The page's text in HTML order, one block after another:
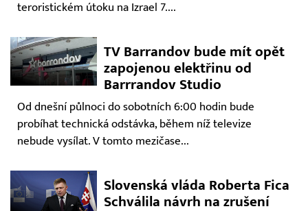
teroristickém útoku na Izrael 7....
TV Barrandov bude mít opět
zapojenou elektřinu od
Barrrandov Studio
Od dnešní půlnoci do sobotních 6:00 hodin bude
probíhat technická odstávka, během níž televize
nebude vysílat. V tomto mezičase...
Slovenská vláda Roberta Fica
Schválila návrh na zrušení